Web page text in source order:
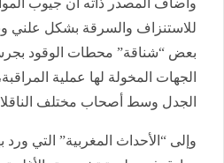
وأضاف المصدر ذاته أن جيوب
للاستنزاف والسرقة بشكل
بعض “شناقة” محطات الوقود
الجهات المخولة لها عملية
الجدل وسط أصحاب مختلف
وإلى “الأحداث المغربية” التي